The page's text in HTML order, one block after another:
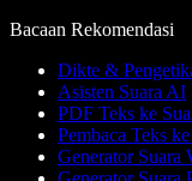
Bacaan Rekomendasi
Dikte &
Asisten Suara AI
PDF Teks ke
Pembaca Teks
Generator Suara